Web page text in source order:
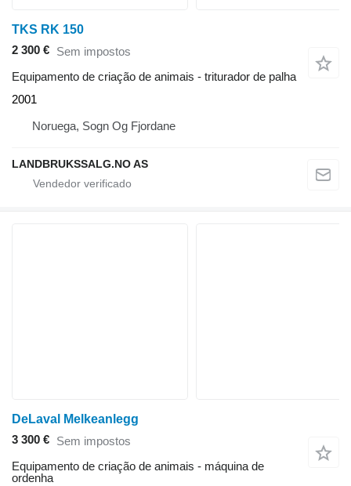
TKS RK 150
2 300 € Sem impostos
Equipamento de criação de animais - triturador de palha
2001
Noruega, Sogn Og Fjordane
LANDBRUKSSALG.NO AS
DeLaval Melkeanlegg
3 300 € Sem impostos
Equipamento de criação de animais - máquina de
ordenha